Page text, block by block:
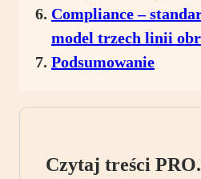
Compliance –
model trzech linii
Podsumowanie
Czytaj treści